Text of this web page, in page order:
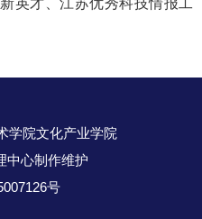
英才、江苏优秀科技情报工
学院文化产业学院
中心制作维护
号